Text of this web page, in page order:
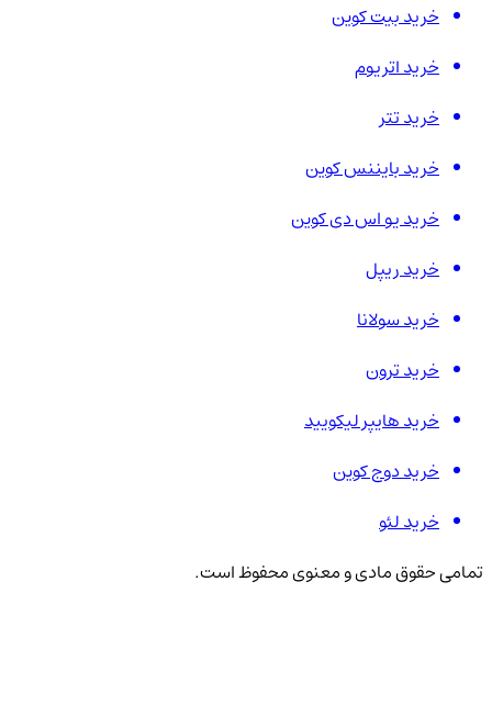
خرید بیت کوین
خرید اتریوم
خرید تتر
خرید بایننس کوین
خرید یو اس دی کوین
خرید ریپل
خرید سولانا
خرید ترون
خرید هایپر لیکویید
خرید دوج کوین
خرید لئو
تمامی حقوق مادی و معنوی محفوظ است.